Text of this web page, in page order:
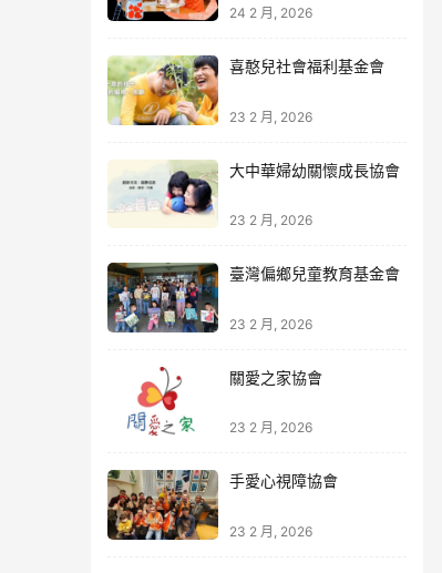
24 2 月, 2026
喜憨兒社會福利基金會
23 2 月, 2026
大中華婦幼關懷成長協會
23 2 月, 2026
臺灣偏鄉兒童教育基金會
23 2 月, 2026
關愛之家協會
23 2 月, 2026
手愛心視障協會
23 2 月, 2026